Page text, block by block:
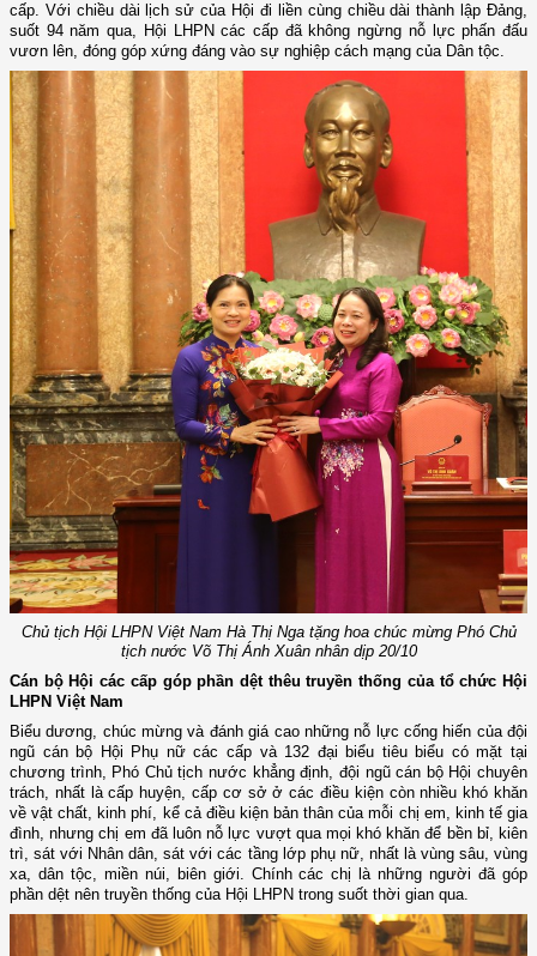
cấp. Với chiều dài lịch sử của Hội đi liền cùng chiều dài thành lập Đảng,
suốt 94 năm qua, Hội LHPN các cấp đã không ngừng nỗ lực phấn đấu
vươn lên, đóng góp xứng đáng vào sự nghiệp cách mạng của Dân tộc.
Chủ tịch Hội LHPN Việt Nam Hà Thị Nga tặng hoa chúc mừng Phó Chủ
tịch nước Võ Thị Ánh Xuân nhân dịp 20/10
Cán bộ Hội các cấp góp phần dệt thêu truyền thống của tổ chức Hội
LHPN Việt Nam
Biểu dương, chúc mừng và đánh giá cao những nỗ lực cống hiến của đội
ngũ cán bộ Hội Phụ nữ các cấpvà 132 đại biểu tiêu biểu có mặt tại
chương trình, Phó Chủ tịch nước khẳng định, đội ngũ cán bộ Hội chuyên
trách, nhất là cấp huyện, cấp cơ sở ở các điều kiện còn nhiều khó khăn
về vật chất, kinh phí, kể cả điều kiện bản thân của mỗi chị em, kinh tế gia
đình, nhưng chị em đã luôn nỗ lực vượt qua mọi khó khăn để bền bỉ, kiên
trì, sát với Nhân dân, sát với các tầng lớp phụ nữ, nhất là vùng sâu, vùng
xa, dân tộc, miền núi, biên giới. Chính các chị là những người đã góp
phần dệt nên truyền thống của Hội LHPN trong suốt thời gian qua.